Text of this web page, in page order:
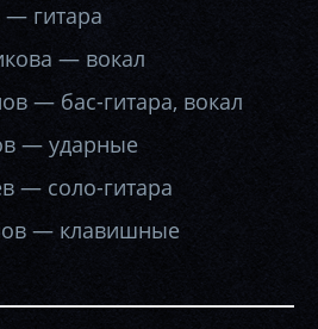
— гитара
— вокал
— бас-гитара, вокал
— ударные
— соло-гитара
— клавишные